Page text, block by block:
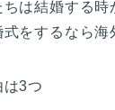
は結婚する時
式をするなら海
は3つ